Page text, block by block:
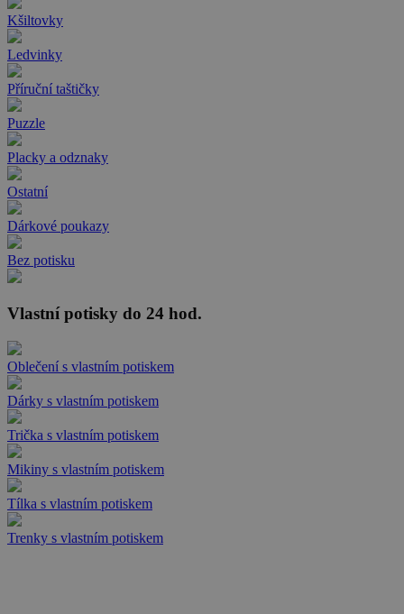
Kšiltovky
Ledvinky
Příruční taštičky
Puzzle
Placky a odznaky
Ostatní
Dárkové poukazy
Bez potisku
Vlastní potisky do 24 hod.
Oblečení s vlastním potiskem
Dárky s vlastním potiskem
Trička s vlastním potiskem
Mikiny s vlastním potiskem
Tílka s vlastním potiskem
Trenky s vlastním potiskem